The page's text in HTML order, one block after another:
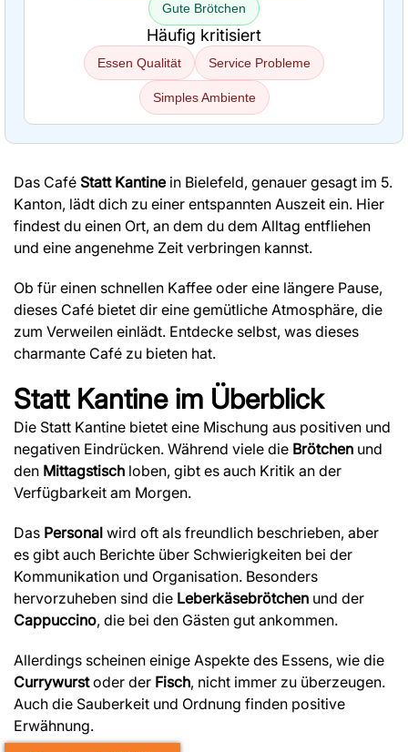
Gute Brötchen
Häufig kritisiert
Essen Qualität Service Probleme
Simples Ambiente
Das Café Statt Kantinein Bielefeld, genauer gesagt im 5.
Kanton, lädt dich zu einer entspannten Auszeit ein. Hier
findest du einen Ort, an dem du dem Alltag entfliehen
und eine angenehme Zeit verbringen kannst.
Ob für einen schnellen Kaffee oder eine längere Pause,
dieses Café bietet dir eine gemütliche Atmosphäre, die
zum Verweilen einlädt. Entdecke selbst, was dieses
charmante Café zu bieten hat.
Statt Kantineim Überblick
Die Statt Kantine bietet eine Mischung aus positiven und
negativen Eindrücken. Während viele die Brötchen und
den Mittagstisch loben, gibt es auch Kritik an der
Verfügbarkeit am Morgen.
Das Personal wird oft als freundlich beschrieben, aber
es gibt auch Berichte über Schwierigkeiten bei der
Kommunikation und Organisation. Besonders
hervorzuheben sind die Leberkäsebrötchen und der
Cappuccino, die bei den Gästen gut ankommen.
Allerdings scheinen einige Aspekte des Essens, wie die
Currywurstoder der Fisch, nicht immer zu überzeugen.
Auch die Sauberkeit und Ordnung finden positive
Erwähnung.